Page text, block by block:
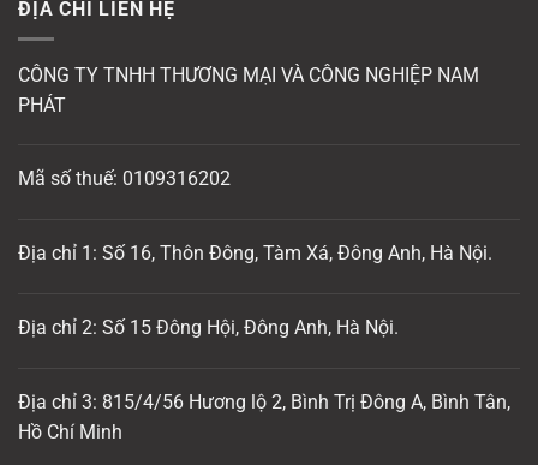
ĐỊA CHỈ LIÊN HỆ
CÔNG TY TNHH THƯƠNG MẠI VÀ CÔNG NGHIỆP NAM
PHÁT
Mã số thuế: 0109316202
Địa chỉ 1: Số 16, Thôn Đông, Tàm Xá, Đông Anh, Hà Nội.
Địa chỉ 2: Số 15 Đông Hội, Đông Anh, Hà Nội.
Địa chỉ 3: 815/4/56 Hương lộ 2, Bình Trị Đông A, Bình Tân,
Hồ Chí Minh